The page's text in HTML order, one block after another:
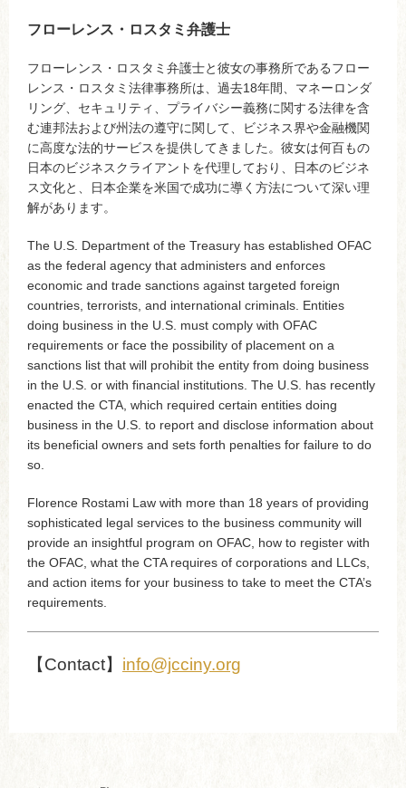
フローレンス・ロスタミ弁護士
フローレンス・ロスタミ弁護士と彼女の事務所であるフロー
レンス・ロスタミ法律事務所は、過去18年間、マネーロンダ
リング、セキュリティ、プライバシー義務に関する法律を含
む連邦法および州法の遵守に関して、ビジネス界や金融機関
に高度な法的サービスを提供してきました。彼女は何百もの
日本のビジネスクライアントを代理しており、日本のビジネ
ス文化と、日本企業を米国で成功に導く方法について深い理
解があります。
The U.S. Department of the Treasury has established OFAC
as the federal agency that administers and enforces
economic and trade sanctions against targeted foreign
countries, terrorists, and international criminals. Entities
doing business in the U.S. must comply with OFAC
requirements or face the possibility of placement on a
sanctions list that will prohibit the entity from doing business
in the U.S. or with financial institutions. The U.S. has recently
enacted the CTA, which required certain entities doing
business in the U.S. to report and disclose information about
its beneficial owners and sets forth penalties for failure to do
so.
Florence Rostami Law with more than 18 years of providing
sophisticated legal services to the business community will
provide an insightful program on OFAC, how to register with
the OFAC, what the CTA requires of corporations and LLCs,
and action items for your business to take to meet the CTA’s
requirements.
【Contact】 info@jcciny.org